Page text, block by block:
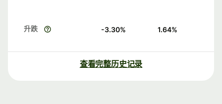
升跌 -3.30% 1.64%
查看完整历史记录